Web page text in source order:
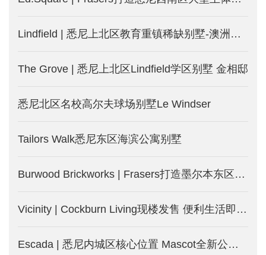
Lindfield | 悉尼上北区教育重镇稀缺别墅-澳洲悉尼新楼盘
The Grove | 悉尼上北区Lindfield学区别墅 金相邸
悉尼北区名校高尔夫球场别墅Le Windser
Tailors Walk悉尼东区海滨公寓别墅
Burwood Brickworks | Frasers打造墨尔本东区Burwood城中城-墨尔本新楼盘发售
Vicinity | Cockburn Living现楼发售 便利生活即日起-澳洲珀斯新楼盘
Escada | 悉尼内城区核心位置 Mascot全新公寓-澳洲悉尼新楼盘